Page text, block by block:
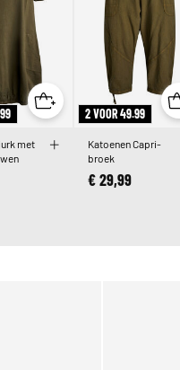
met
2 VOOR 49.99
Katoenen Capri-
broek
€ 29,99